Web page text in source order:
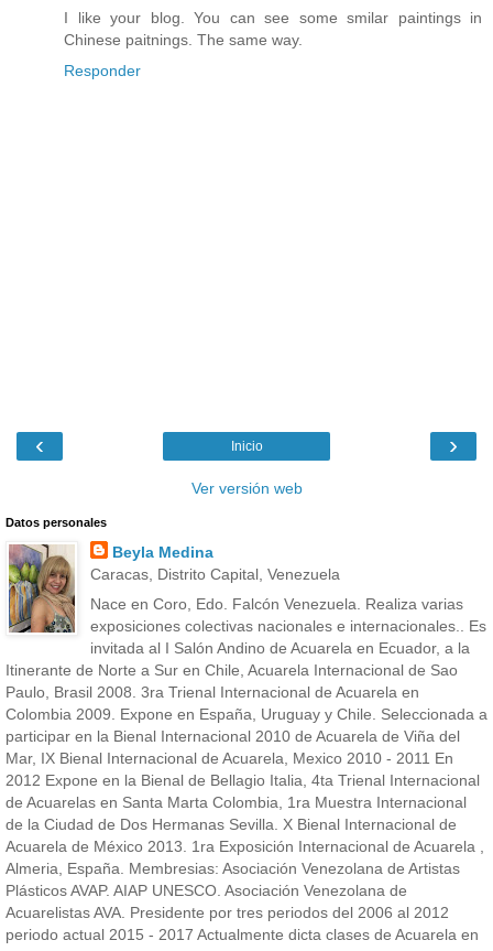
I like your blog. You can see some smilar paintings in
Chinese paitnings. The same way.
Responder
‹ ›
Inicio
Ver versión web
Datos personales
Beyla Medina
Caracas, Distrito Capital, Venezuela
Nace en Coro, Edo. Falcón Venezuela. Realiza varias
exposiciones colectivas nacionales e internacionales.. Es
invitada al I Salón Andino de Acuarela en Ecuador, a la
Itinerante de Norte a Sur en Chile, Acuarela Internacional de Sao
Paulo, Brasil 2008. 3ra Trienal Internacional de Acuarela en
Colombia 2009. Expone en España, Uruguay y Chile. Seleccionada a
participar en la Bienal Internacional 2010 de Acuarela de Viña del
Mar, IX Bienal Internacional de Acuarela, Mexico 2010 - 2011 En
2012 Expone en la Bienal de Bellagio Italia, 4ta Trienal Internacional
de Acuarelas en Santa Marta Colombia, 1ra Muestra Internacional
de la Ciudad de Dos Hermanas Sevilla. X Bienal Internacional de
Acuarela de México 2013. 1ra Exposición Internacional de Acuarela ,
Almeria, España. Membresias: Asociación Venezolana de Artistas
Plásticos AVAP. AIAP UNESCO. Asociación Venezolana de
Acuarelistas AVA. Presidente por tres periodos del 2006 al 2012
periodo actual 2015 - 2017 Actualmente dicta clases de Acuarela en